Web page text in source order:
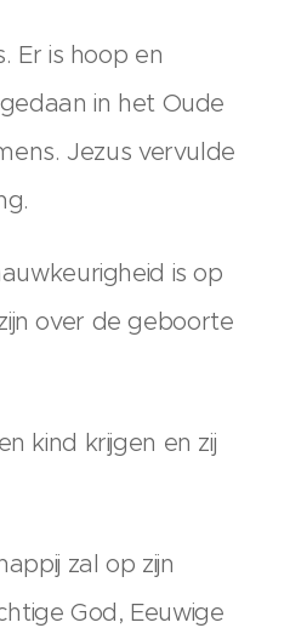
Er is hoop en
in het Oude
Jezus vervulde
is op
over de geboorte
kind krijgen en zij
zal op zijn
God, Eeuwige